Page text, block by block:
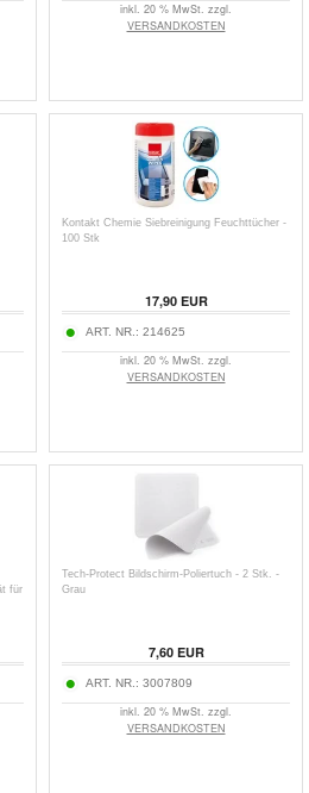
inkl. 20 % MwSt. zzgl.
VERSANDKOSTEN
Kontakt Chemie Siebreinigung Feuchttücher -
100 Stk
17,90EUR
ART. NR.: 214625
inkl. 20 % MwSt. zzgl.
VERSANDKOSTEN
für
Tech-Protect Bildschirm-Poliertuch - 2 Stk. -
Grau
7,60EUR
ART. NR.: 3007809
inkl. 20 % MwSt. zzgl.
VERSANDKOSTEN